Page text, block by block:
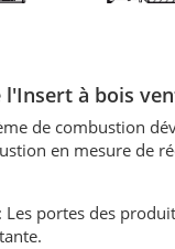
à bois
de combustion
en mesure de
: Les portes des